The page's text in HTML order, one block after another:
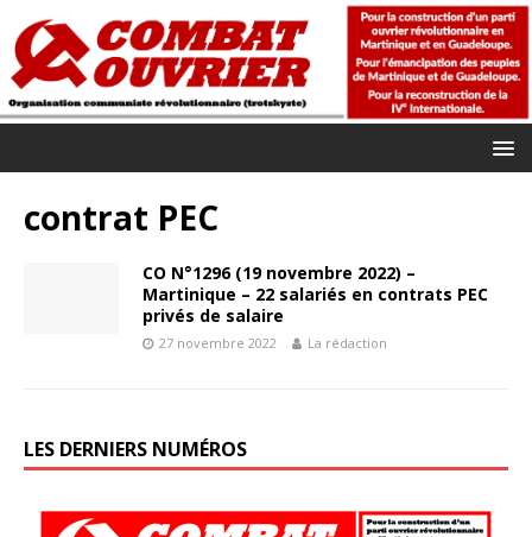
contrat PEC
CO N°1296 (19 novembre 2022) –
Martinique – 22 salariés en contrats PEC
privés de salaire
27 novembre 2022 La rédaction
LES DERNIERS NUMÉROS